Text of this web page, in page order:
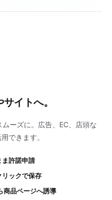
イトへ。
ーズに。広告、EC、店頭な
できます。
ま許諾申請
ックで保存
商品ページへ誘導